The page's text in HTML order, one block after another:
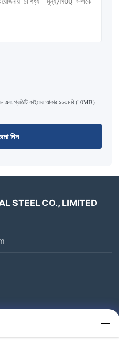
এবং প্রতিটি ফাইলের আকার ১০এমবি (10MB)
দিন
STEEL CO., LIMITED